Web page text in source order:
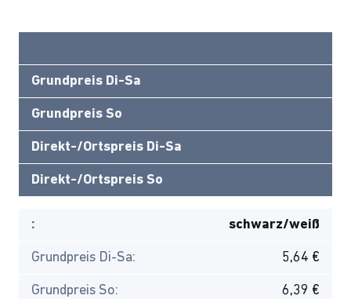
Grundpreis Di-Sa
Grundpreis So
Direkt-/Ortspreis Di-Sa
Direkt-/Ortspreis So
: schwarz/weiß
Grundpreis Di-Sa: 5,64 €
Grundpreis So: 6,39 €